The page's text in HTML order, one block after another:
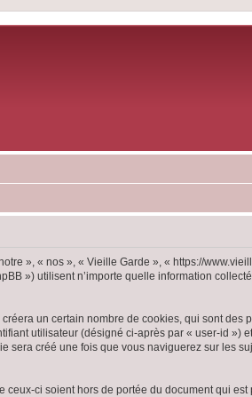
», « nos », « Vieille Garde », « https://
») utilisent n’importe quelle information
un certain nombre de cookies, qui sont des
utilisateur (désigné ci-après par « user-id »)
créé une fois que vous naviguerez sur les
ci soient hors de portée du document qui